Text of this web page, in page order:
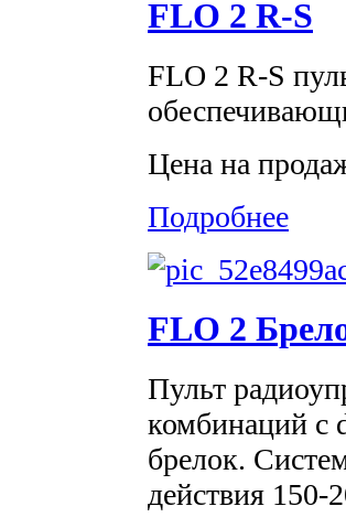
FLO 2 R-S
FLO 2 R-S
Цена на
Подробнее
FLO 2
Пульт
комбинаций с
брелок.
действия 150-